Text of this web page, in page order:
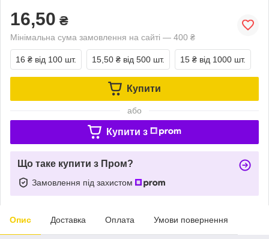
16,50 ₴
Мінімальна сума замовлення на сайті — 400 ₴
16 ₴ від 100 шт. 15,50 ₴ від 500 шт. 15 ₴ від 1000 шт.
Купити
або
Купити з
Що таке купити з Пром?
Замовлення під захистом
Опис Доставка Оплата Умови повернення